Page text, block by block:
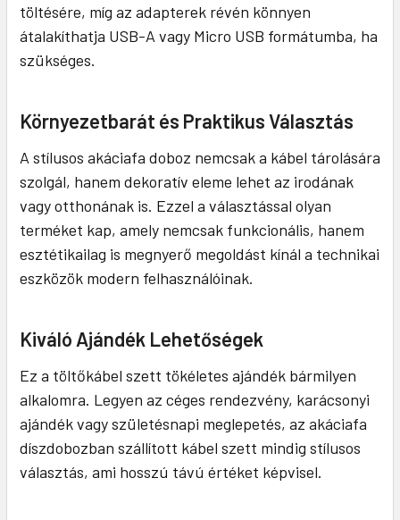
töltésére, míg az adapterek révén könnyen
átalakíthatja USB-A vagy Micro USB formátumba, ha
szükséges.
Környezetbarát és Praktikus Választás
A stílusos akáciafa doboz nemcsak a kábel tárolására
szolgál, hanem dekoratív eleme lehet az irodának
vagy otthonának is. Ezzel a választással olyan
terméket kap, amely nemcsak funkcionális, hanem
esztétikailag is megnyerő megoldást kínál a technikai
eszközök modern felhasználóinak.
Kiváló Ajándék Lehetőségek
Ez a töltőkábel szett tökéletes ajándék bármilyen
alkalomra. Legyen az céges rendezvény, karácsonyi
ajándék vagy születésnapi meglepetés, az akáciafa
díszdobozban szállított kábel szett mindig stílusos
választás, ami hosszú távú értéket képvisel.